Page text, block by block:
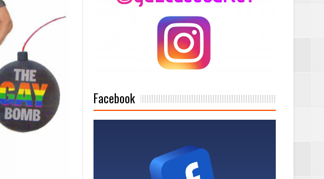
artísticas en París
lujo en el Hard Rock Café
nacional
del 2025
Summit Mujer Pymes
Facebook